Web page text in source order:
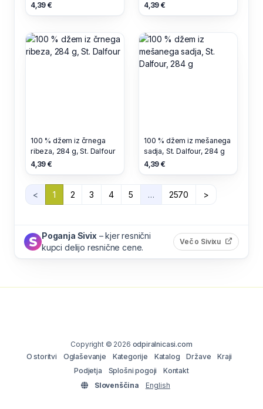
4,39 €
4,39 €
100 % džem iz črnega
ribeza, 284 g, St. Dalfour
4,39 €
100 % džem iz mešanega
sadja, St. Dalfour, 284 g
4,39 €
< 1 2 3 4 5 … 2570 >
Poganja Sivix – kjer resnični
kupci delijo resnične cene.
Več o Sivixu (odpre
Copyright © 2026 odpiralnicasi.com
O storitvi
Oglaševanje Kategorije Katalog Države
Kraji
Podjetja
Splošni pogoji
Kontakt
Slovenščina
English